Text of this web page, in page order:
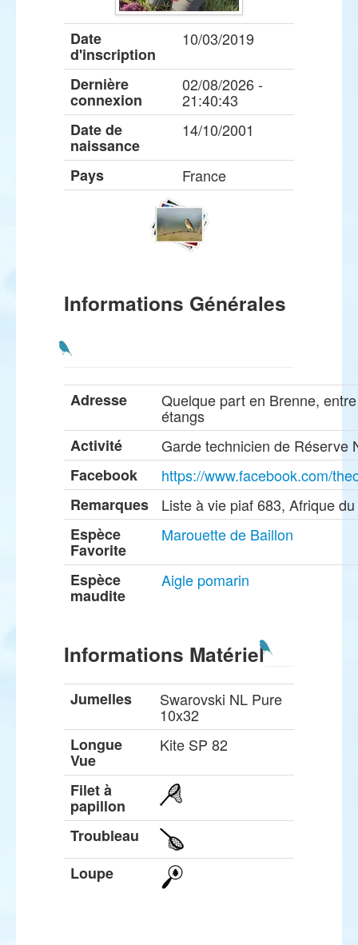
Date
d'inscription
10/03/2019
Dernière
connexion
02/08/2026 -
21:40:43
Date de
naissance
14/10/2001
Pays France
Informations Générales
Adresse Quelque part en Brenne,
étangs
Activité
Garde technicien de Réserve
Facebook
https://www.facebook.com/
Remarques
Liste à vie piaf 683, Afrique
Espèce
Favorite
Marouette de Baillon
Espèce
maudite
Aigle pomarin
Informations Matériel
Jumelles Swarovski NL Pure
10x32
Longue
Vue
Kite SP 82
Filet à
papillon
Troubleau
Loupe